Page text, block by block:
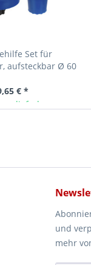
Set für
aufsteckbar Ø 60
€ *
lieferbar
und
mehr